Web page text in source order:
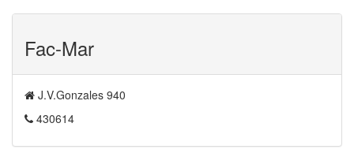
Fac-Mar
J.V.Gonzales 940
430614